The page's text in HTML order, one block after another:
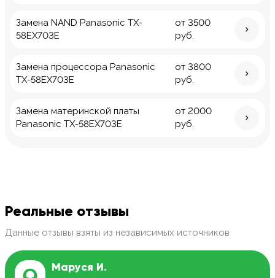
Замена NAND Panasonic TX-
58EX703E
от 3500
руб.
Замена процессора Panasonic
TX-58EX703E
от 3800
руб.
Замена материнской платы
Panasonic TX-58EX703E
от 2000
руб.
Реальные отзывы
Данные отзывы взяты из независимых источников
Маруся И.